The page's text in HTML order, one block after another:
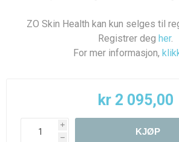
ZO Skin Health kan kun selges til
Registrer deg her.
For mer informasjon,
kr 2 095,00
i
h
KJØP